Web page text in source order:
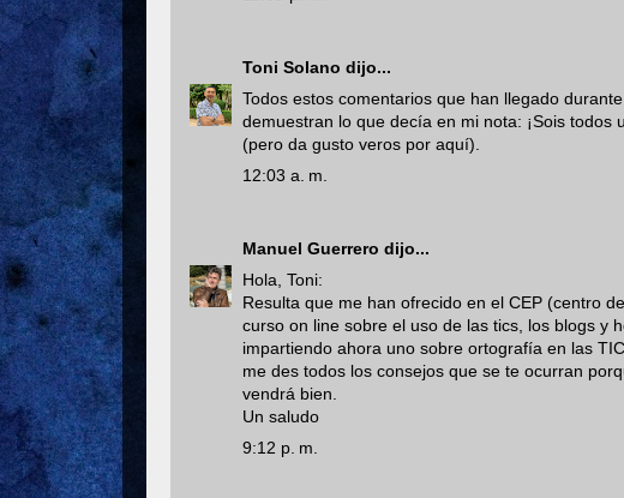
Toni Solano dijo...
Todos estos comentarios que han llegado
demuestran lo que decía en mi nota: ¡Sois todos
(pero da gusto veros por aquí).
12:03 a. m.
Manuel Guerrero dijo...
Hola, Toni:
Resulta que me han ofrecido en el CEP (centro
curso on line sobre el uso de las tics, los blogs y
impartiendo ahora uno sobre ortografía en las
me des todos los consejos que se te ocurran
vendrá bien.
Un saludo
9:12 p. m.